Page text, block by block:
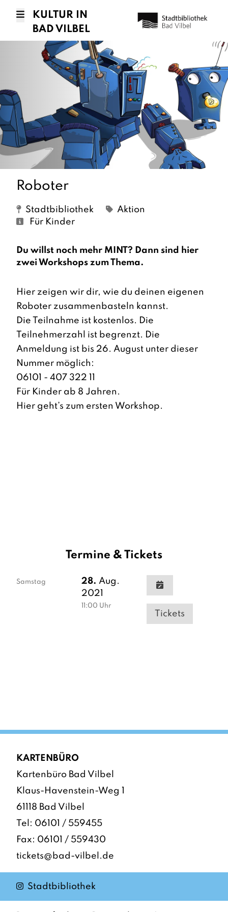
KULTUR IN
BAD VILBEL
Roboter
Stadtbibliothek
Aktion
Für Kinder
Du willst noch mehr MINT? Dann sind hier
zwei Workshops zum Thema.
Hier zeigen wir dir, wie du deinen eigenen
Roboter zusammenbasteln kannst.
Die Teilnahme ist kostenlos. Die
Teilnehmerzahl ist begrenzt. Die
Anmeldung ist bis 26. August unter dieser
Nummer möglich:
06101 - 407 322 11
Für Kinder ab 8 Jahren.
Hier geht’s zum ersten Workshop.
Termine & Tickets
Samstag 28. Aug.
2021
11:00 Uhr
Tickets
KARTENBÜRO
Kartenbüro Bad Vilbel
Klaus-Havenstein-Weg 1
61118 Bad Vilbel
Tel: 06101 / 559455
Fax: 06101 / 559430
tickets@bad-vilbel.de
Instagram
Stadtbibliothek